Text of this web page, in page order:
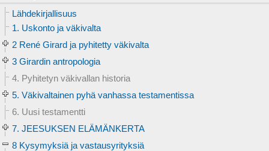
Lähdekirjallisuus
1. Uskonto ja väkivalta
2 René Girard ja pyhitetty väkivalta
3 Girardin antropologia
4. Pyhitetyn väkivallan historia
5. Väkivaltainen pyhä vanhassa testamentissa
6. Uusi testamentti
7. JEESUKSEN ELÄMÄNKERTA
8 Kysymyksiä ja vastausyrityksiä